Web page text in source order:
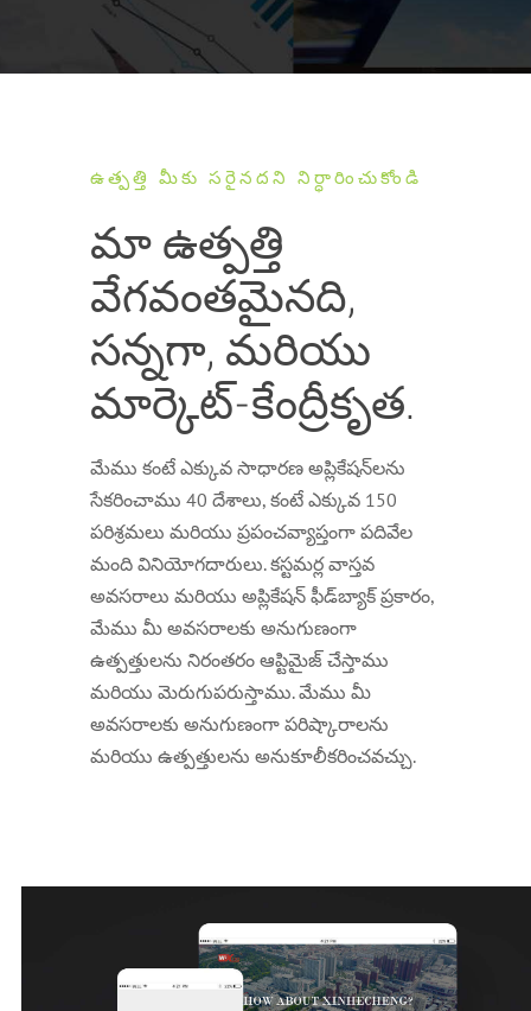
ఉత్పత్తి మీకు సరైనదని నిర్ధారించుకోండి
మా ఉత్పత్తి
వేగవంతమైనది,
సన్నగా, మరియు
మార్కెట్-కేంద్రీకృత.
మేము కంటే ఎక్కువ సాధారణ అప్లికేషన్‌లను
సేకరించాము 40 దేశాలు, కంటే ఎక్కువ 150
పరిశ్రమలు మరియు ప్రపంచవ్యాప్తంగా పదివేల
మంది వినియోగదారులు. కస్టమర్ల వాస్తవ
అవసరాలు మరియు అప్లికేషన్ ఫీడ్‌బ్యాక్ ప్రకారం,
మేము మీ అవసరాలకు అనుగుణంగా
ఉత్పత్తులను నిరంతరం ఆప్టిమైజ్ చేస్తాము
మరియు మెరుగుపరుస్తాము. మేము మీ
అవసరాలకు అనుగుణంగా పరిష్కారాలను
మరియు ఉత్పత్తులను అనుకూలీకరించవచ్చు.